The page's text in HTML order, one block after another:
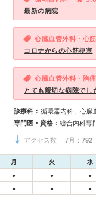
最新の病院
心臓血管外科・心
コロナからの心筋梗塞
心臓血管外科・胸痛
とても親切な病院でし
診療科： 循環器内科、心臓
専門医・資格：
アクセス数 7月： 792
月 火 水
● ● ●
● ● ●